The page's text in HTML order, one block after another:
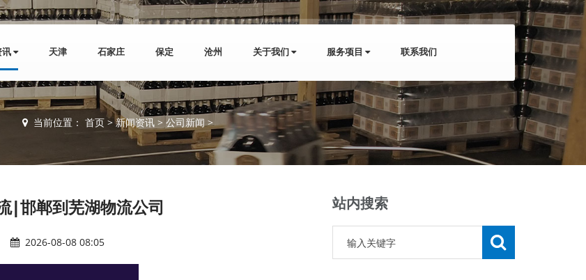
讯 天津 石家庄 保定 沧州 关于我们 服务项目 联系我们
当前位置： 首页 >新闻资讯 > 公司新闻>
|邯郸到芜湖物流公司
2026-08-08 08:05
站内搜索